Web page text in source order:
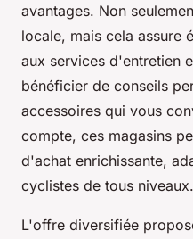
avantages. Non
locale, mais cela assure
aux services d'entretien
bénéficier de conseils
accessoires qui vous
compte, ces magasins
d'achat enrichissante,
cyclistes de tous niveaux.
L'offre diversifiée